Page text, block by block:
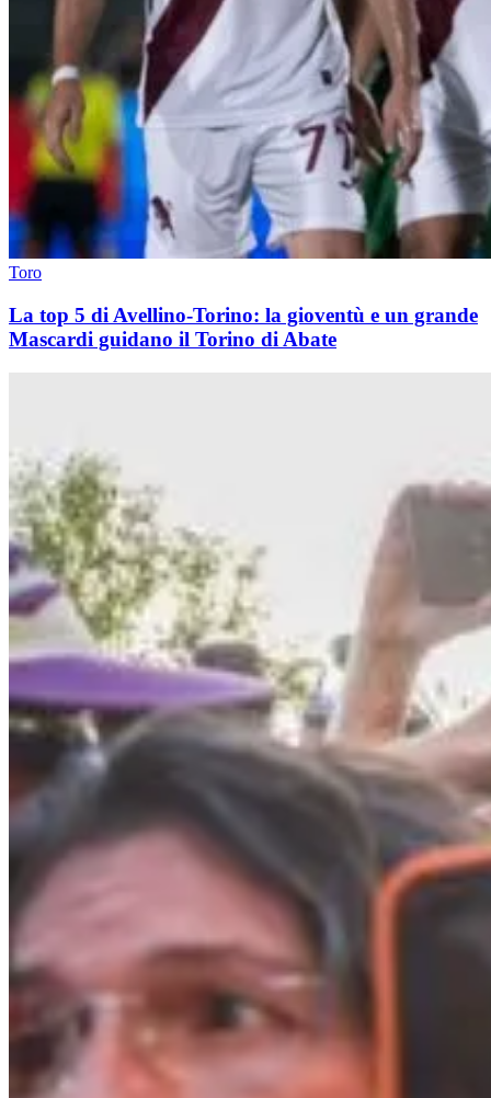
Toro
La top 5 di Avellino-Torino: la gioventù e un grande
Mascardi guidano il Torino di Abate